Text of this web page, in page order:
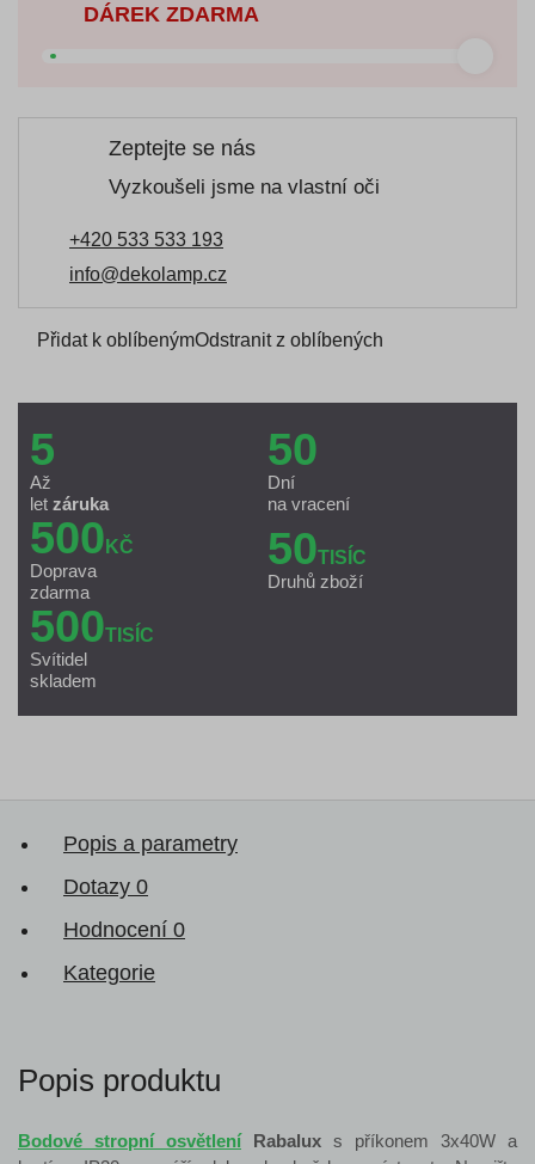
DÁREK ZDARMA
Zeptejte se nás
Vyzkoušeli jsme na vlastní oči
+420 533 533 193
info@dekolamp.cz
Přidat k oblíbenýmOdstranit z oblíbených
5
Až
let záruka
50
Dní
na vracení
500 KČ
Doprava
zdarma
50TISÍC
Druhů zboží
500TISÍC
Svítidel
skladem
Popis a parametry
Dotazy 0
Hodnocení 0
Kategorie
Popis produktu
Bodové stropní osvětleníRabalux s příkonem 3x40W a